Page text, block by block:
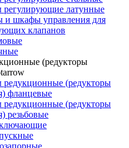
регулирующие латунные
и шкафы управления для
клапанов
(редукторы
редукционные (редукторы
фланцевые
редукционные (редукторы
резьбовые